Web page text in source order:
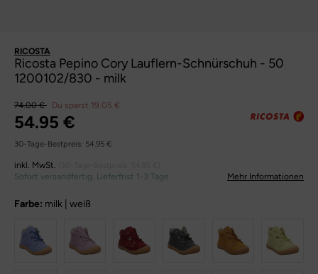
RICOSTA
Ricosta Pepino Cory Lauflern-Schnürschuh - 50
1200102/830 - milk
74.00 € Du sparst 19.05 €
54.95 €
30-Tage-Bestpreis: 54.95 €
inkl. MwSt.
Sofort versandfertig, Lieferfrist 1-3 Tage Mehr Informationen
Farbe: milk | weiß